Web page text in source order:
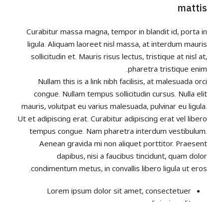
mattis
Curabitur massa magna, tempor in blandit id, porta in
ligula. Aliquam laoreet nisl massa, at interdum mauris
sollicitudin et. Mauris risus lectus, tristique at nisl at,
pharetra tristique enim.
Nullam this is a link nibh facilisis, at malesuada orci
congue. Nullam tempus sollicitudin cursus. Nulla elit
mauris, volutpat eu varius malesuada, pulvinar eu ligula.
Ut et adipiscing erat. Curabitur adipiscing erat vel libero
tempus congue. Nam pharetra interdum vestibulum.
Aenean gravida mi non aliquet porttitor. Praesent
dapibus, nisi a faucibus tincidunt, quam dolor
condimentum metus, in convallis libero ligula ut eros.
Lorem ipsum dolor sit amet, consectetuer